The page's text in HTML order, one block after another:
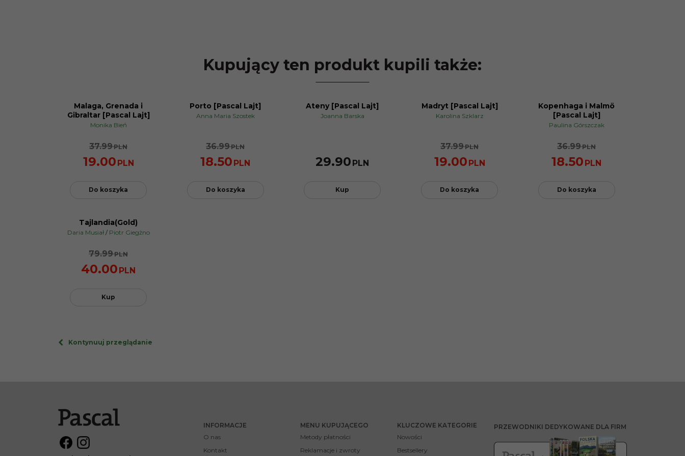
Kupujący ten produkt kupili także:
NOWOŚĆ
Malaga, Grenada i
Gibraltar [Pascal Lajt]
Monika Bień
37.99PLN
19.00 PLN
Do koszyka
Porto [Pascal Lajt]
Anna Maria Szostek
36.99PLN
18.50 PLN
Do koszyka
Ateny [Pascal Lajt]
Joanna Barska
29.90 PLN
Kup
Madryt [Pascal Lajt]
Karolina Szklarz
37.99PLN
19.00 PLN
Do koszyka
PROMOCJA
Kopenhaga i Malmö
[Pascal Lajt]
Paulina Górszczak
36.99PLN
18.50 PLN
Do koszyka
Tajlandia(Gold)
Daria Musiał / Piotr Giegżno
79.99PLN
40.00 PLN
Kup
Kontynuuj przeglądanie
INFORMACJE
O nas
Kontakt
MENU KUPUJĄCEGO
Metody płatności
Reklamacje i zwroty
KLUCZOWE KATEGORIE
Nowości
Bestsellery
PRZEWODNIKI DEDYKOWANE DLA FIRM